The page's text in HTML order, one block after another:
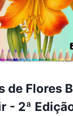
de Flores
- 2ª